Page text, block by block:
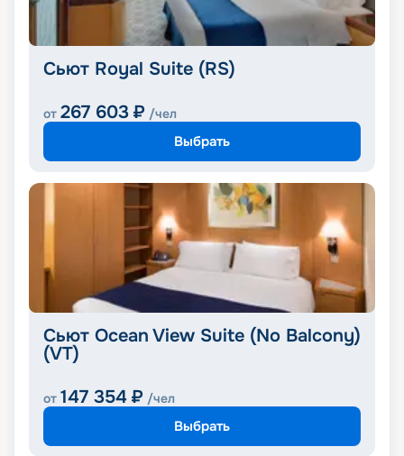
Сьют Royal Suite (RS)
от 267 603 ₽ /чел
Выбрать
Сьют Ocean View Suite (No Balcony)
(VT)
от 147 354 ₽ /чел
Выбрать